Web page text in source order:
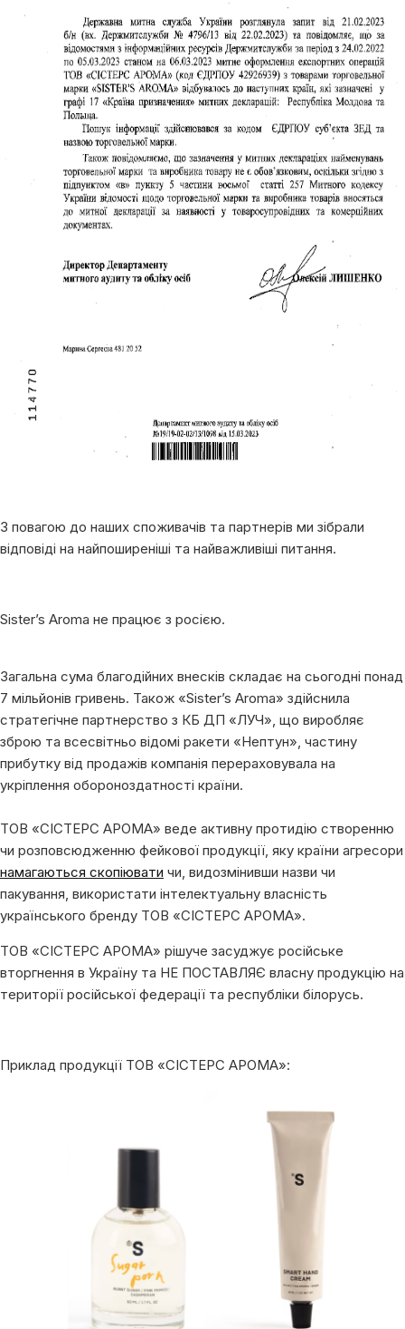
З повагою до наших споживачів та партнерів ми зібрали
відповіді на найпоширеніші та найважливіші питання.
Sister’s Aroma не працює з росією.
Загальна сума благодійних внесків складає на сьогодні понад
7 мільйонів гривень. Також «Sister’s Aroma» здійснила
стратегічне партнерство з КБ ДП «ЛУЧ», що виробляє
зброю та всесвітньо відомі ракети «Нептун», частину
прибутку від продажів компанія перераховувала на
укріплення обороноздатності країни.
ТОВ «СІСТЕРС АРОМА» веде активну протидію створенню
чи розповсюдженню фейкової продукції, яку країни агресори
намагаються скопіювати чи, видозмінивши назви чи
пакування, використати інтелектуальну власність
українського бренду ТОВ «СІСТЕРС АРОМА».
ТОВ «СІСТЕРС АРОМА» рішуче засуджує російське
вторгнення в Україну та НЕ ПОСТАВЛЯЄ власну продукцію на
території російської федерації та республіки білорусь.
Приклад продукції ТОВ «СІСТЕРС АРОМА»: